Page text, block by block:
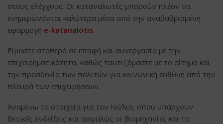
στους ελέγχους. Οι καταναλωτές μπορούν πλέον να
ενημερώνονται καλύτερα μέσα από την αναβαθμισμένη
εφαρμογή e-katanalotis.
Είμαστε σταθερά σε επαφή και συνεργασία με την
επιχειρηματικότητα, καθώς ταυτιζόμαστε με το αίτημα και
την προσδοκία των πολιτών για κοινωνική ευθύνη από την
πλευρά των επιχειρήσεων.
Αναμένω τα στοιχεία για τον Ιούλιο, όπου υπάρχουν
θετικές ενδείξεις και ασφαλώς οι βιομηχανίες και τα